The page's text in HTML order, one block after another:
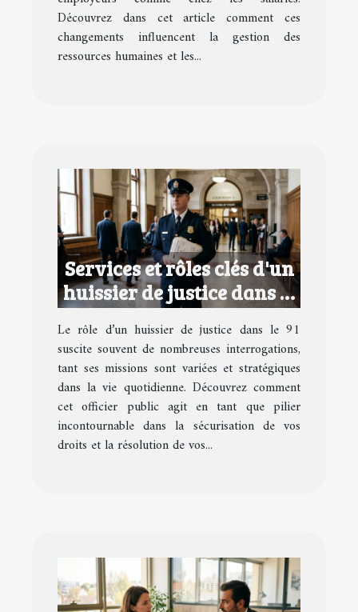
Découvrez dans cet article comment ces
changements influencent la gestion des
ressources humaines et les...
Services et rôles clés d'un
huissier de justice dans le
91
Le rôle d’un huissier de justice dans le 91
suscite souvent de nombreuses interrogations,
tant ses missions sont variées et stratégiques
dans la vie quotidienne. Découvrez comment
cet officier public agit en tant que pilier
incontournable dans la sécurisation de vos
droits et la résolution de vos...